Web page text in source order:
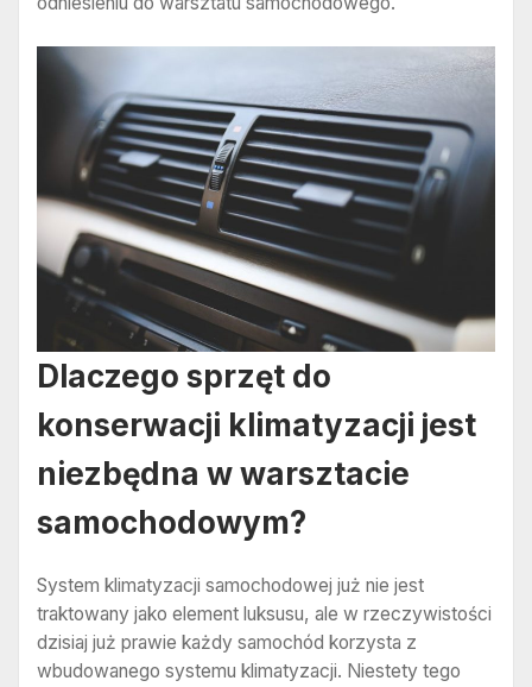
Dlaczego sprzęt do
konserwacji klimatyzacji jest
niezbędna w warsztacie
samochodowym?
System klimatyzacji samochodowej już nie jest
traktowany jako element luksusu, ale w rzeczywistości
dzisiaj już prawie każdy samochód korzysta z
wbudowanego systemu klimatyzacji. Niestety tego